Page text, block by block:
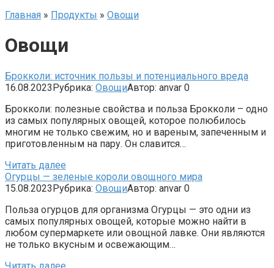
Главная » Продукты » Овощи
Овощи
Брокколи: источник пользы и потенциального вреда
16.08.2023Рубрика: ОвощиАвтор: anvar 0
Брокколи: полезные свойства и польза Брокколи – одно
из самых популярных овощей, которое полюбилось
многим не только свежим, но и вареным, запеченным и
приготовленным на пару. Он славится…
Читать далее
Огурцы — зеленые короли овощного мира
15.08.2023Рубрика: ОвощиАвтор: anvar 0
Польза огурцов для организма Огурцы — это одни из
самых популярных овощей, которые можно найти в
любом супермаркете или овощной лавке. Они являются
не только вкусным и освежающим…